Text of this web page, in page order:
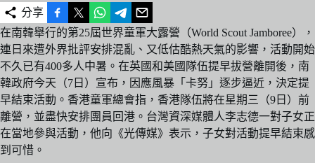
分享
在南韓舉行的第25屆世界童軍大露營（World Scout Jamboree），
連日來遭外界批評安排混亂、又低估酷熱天氣的影響，活動開始
不久已有400多人中暑。在英國和美國隊伍提早拔營離開後，南
韓政府今天（7日）宣布，因應風暴「卡努」逐步逼近，決定提
早結束活動。香港童軍總會指，香港隊伍將在星期三（9日）前
離營，並盡快安排團員回港。台灣資深媒體人李志德一對子女正
在當地參與活動，他向《光傳媒》表示，子女對活動提早結束感
到可惜。